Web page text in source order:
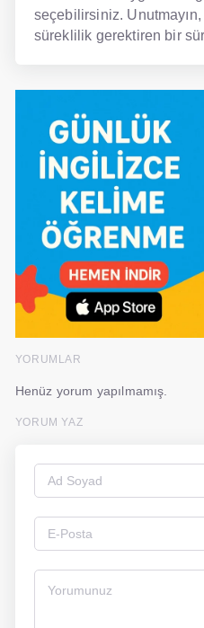
seçebilirsiniz.
süreklilik gerektiren bir
YORUMLAR
Henüz yorum yapılmamış.
YORUM YAZ